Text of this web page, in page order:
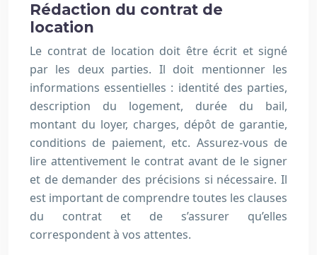
Rédaction du contrat de
location
Le contrat de location doit être écrit et signé
par les deux parties. Il doit mentionner les
informations essentielles : identité des parties,
description du logement, durée du bail,
montant du loyer, charges, dépôt de garantie,
conditions de paiement, etc. Assurez-vous de
lire attentivement le contrat avant de le signer
et de demander des précisions si nécessaire. Il
est important de comprendre toutes les clauses
du contrat et de s’assurer qu’elles
correspondent à vos attentes.